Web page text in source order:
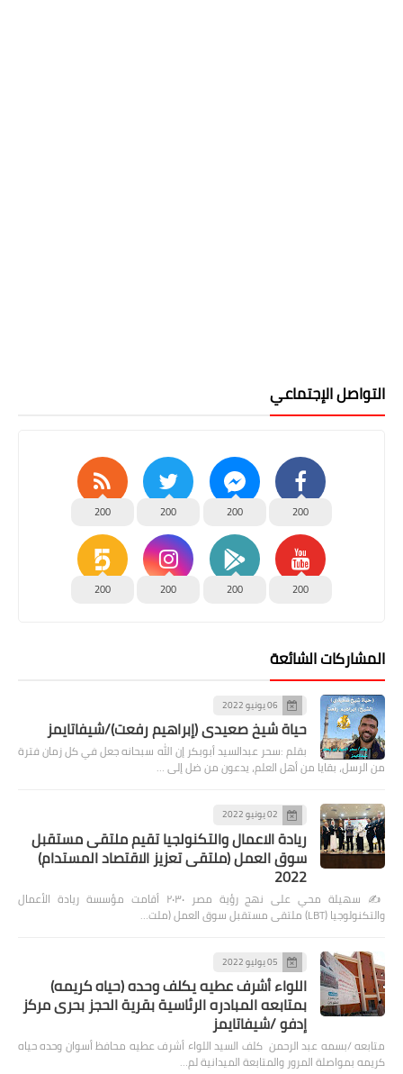
التواصل الإجتماعي
200
200
200
200
200
200
200
200
المشاركات الشائعة
06 يونيو 2022
حياة شيخ صعيدى (إبراهيم رفعت)/شيفاتايمز
بقلم :سحر عبدالسيد أبوبكر إن الله سبحانه جعل في كل زمان فترة
من الرسل، بقايا من أهل العلم، يدعون من ضل إلى …
02 يونيو 2022
ريادة الاعمال والتكنولجيا تقيم ملتقى مستقبل
سوق العمل (ملتقى تعزيز الاقتصاد المستدام)
2022
✍️ سهيلة محي على نهج رؤية مصر ٢٠٣٠ أقامت مؤسسة ريادة الأعمال
والتكنولوجيا (LBT) ملتقى مستقبل سوق العمل (ملت…
05 يوليو 2022
اللواء أشرف عطيه يكلف وحده (حياه كريمه)
بمتابعه المبادره الرئاسية بقرية الحجز بحرى مركز
إدفو /شيفاتايمز
متابعه /بسمه عبد الرحمن كلف السيد اللواء أشرف عطيه محافظ أسوان وحده حياه
كريمه بمواصلة المرور والمتابعة الميدانية لم…